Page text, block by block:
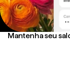
Mantenha seu